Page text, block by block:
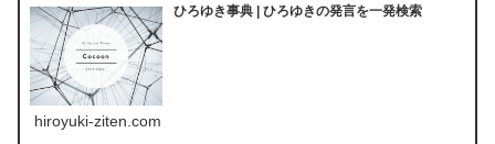
ひろゆき事典 | ひろゆきの発言を一発検索
hiroyuki-ziten.com